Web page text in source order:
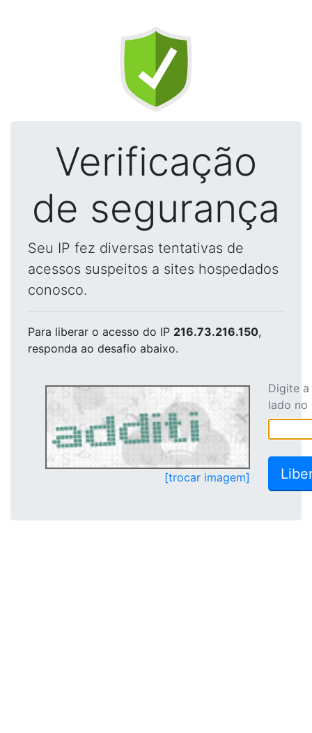
Verificação
de segurança
Seu IP fez diversas tentativas de
acessos suspeitos a sites hospedados
conosco.
Para liberar o acesso do IP 216.73.216.150,
responda ao desafio abaixo.
[trocar imagem]
Digite
lado no